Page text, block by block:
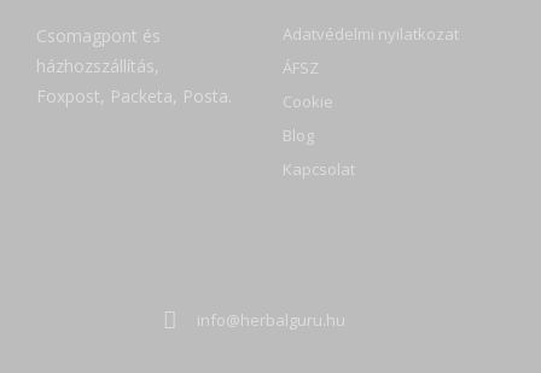
Csomagpont és
házhozszállítás,
Foxpost, Packeta, Posta.
Adatvédelmi nyilatkozat
ÁFSZ
Cookie
Blog
Kapcsolat
info@herbalguru.hu